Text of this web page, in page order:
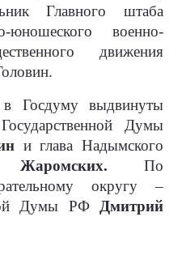
Главного штаба
юношеского военно-
движения
выдвинуты
Думы
и глава Надымского
По
округу –
Думы РФ Дмитрий